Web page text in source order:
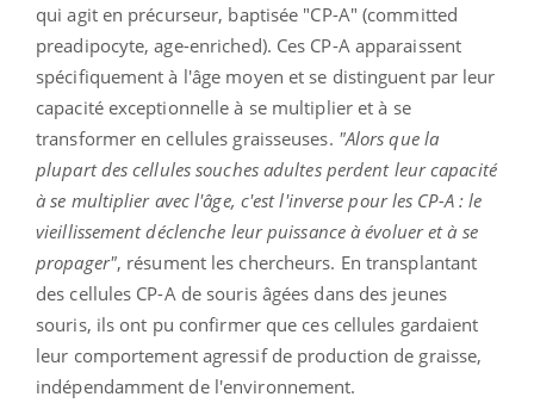
qui agit en précurseur, baptisée "CP-A" (committed
preadipocyte, age-enriched). Ces CP-A apparaissent
spécifiquement à l'âge moyen et se distinguent par leur
capacité exceptionnelle à se multiplier et à se
transformer en cellules graisseuses. "Alors que la
plupart des cellules souches adultes perdent leur capacité
à se multiplier avec l'âge, c'est l'inverse pour les CP-A : le
vieillissement déclenche leur puissance à évoluer et à se
propager", résument les chercheurs. En transplantant
des cellules CP-A de souris âgées dans des jeunes
souris, ils ont pu confirmer que ces cellules gardaient
leur comportement agressif de production de graisse,
indépendamment de l'environnement.